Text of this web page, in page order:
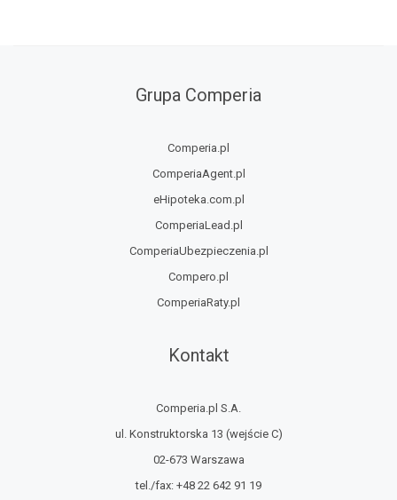
Grupa Comperia
Comperia.pl
ComperiaAgent.pl
eHipoteka.com.pl
ComperiaLead.pl
ComperiaUbezpieczenia.pl
Compero.pl
ComperiaRaty.pl
Kontakt
Comperia.pl S.A.
ul. Konstruktorska 13 (wejście C)
02-673 Warszawa
tel./fax: +48 22 642 91 19